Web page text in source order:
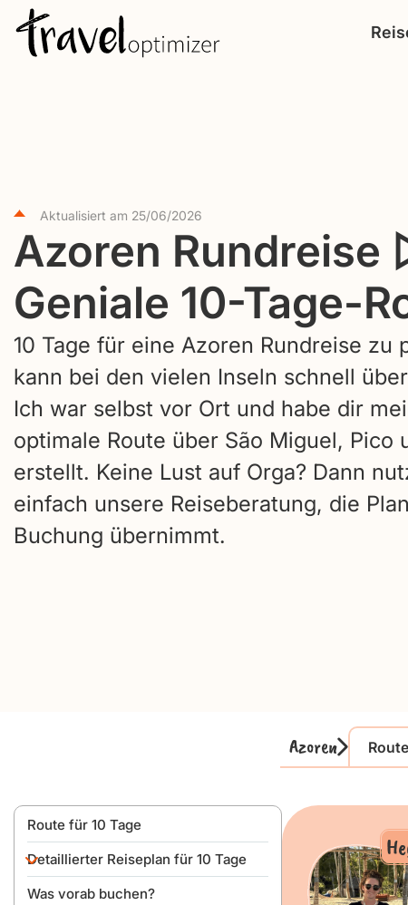
Aktualisiert am 25/06/2026
Azoren Rundreise
Geniale 10-Tage-
10 Tage für eine Azoren Rundreise zu
kann bei den vielen Inseln schnell
Ich war selbst vor Ort und habe dir
optimale Route über São Miguel, Pico
erstellt. Keine Lust auf Orga? Dann
einfach unsere Reiseberatung, die
Buchung übernimmt.
Azoren
Route für 10 Tage
Detaillierter Reiseplan für 10 Tage
Tag 0
Was vorab buchen?